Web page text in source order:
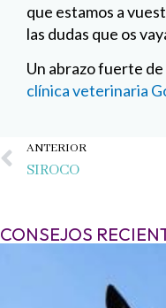
que estamos a
las dudas que os
Un abrazo fuerte
clínica veterinaria
Ant
ANTERIOR
SIROCO
CONSEJOS